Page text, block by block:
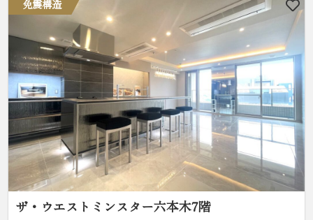
免震構造
ザ・ウエストミンスター六本木7階